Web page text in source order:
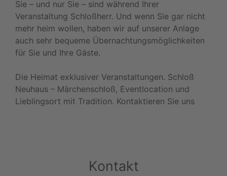
Sie – und nur Sie – sind während Ihrer
Veranstaltung Schloßherr. Und wenn Sie gar nicht
mehr heim wollen, haben wir auf unserer Anlage
auch sehr bequeme Übernachtungsmöglichkeiten
für Sie und Ihre Gäste.
Die Heimat exklusiver Veranstaltungen. Schloß
Neuhaus – Märchenschloß, Eventlocation und
Lieblingsort mit Tradition. Kontaktieren Sie uns
Kontakt